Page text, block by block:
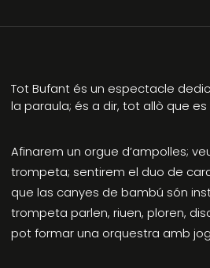
Tot Bufant és un espectacle
la paraula; és a dir, tot allò que
Afinarem un orgue d’ampolles;
trompeta; sentirem el duo de
que las canyes de bambú són
trompeta parlen, riuen, ploren,
pot formar una orquestra amb